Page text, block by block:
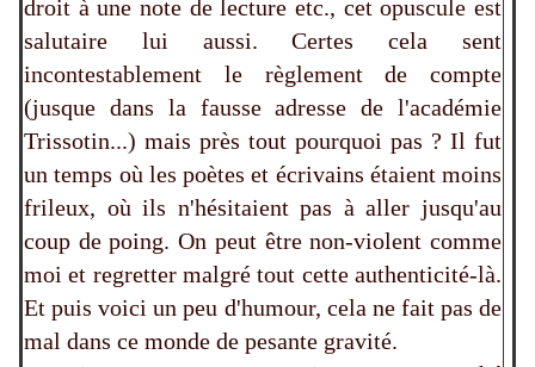
droit à une note de lecture etc., cet opuscule est
salutaire lui aussi. Certes cela sent
incontestablement le règlement de compte
(jusque dans la fausse adresse de l'académie
Trissotin...) mais près tout pourquoi pas ? Il fut
un temps où les poètes et écrivains étaient moins
frileux, où ils n'hésitaient pas à aller jusqu'au
coup de poing. On peut être non-violent comme
moi et regretter malgré tout cette authenticité-là.
Et puis voici un peu d'humour, cela ne fait pas de
mal dans ce monde de pesante gravité.